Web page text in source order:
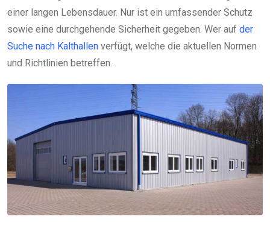
einer langen Lebensdauer. Nur ist ein umfassender Schutz
sowie eine durchgehende Sicherheit gegeben. Wer auf der
Suche nach Kalthallen verfügt, welche die aktuellen Normen
und Richtlinien betreffen.